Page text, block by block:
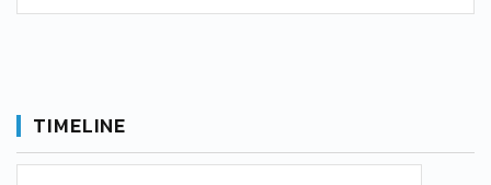
TIMELINE